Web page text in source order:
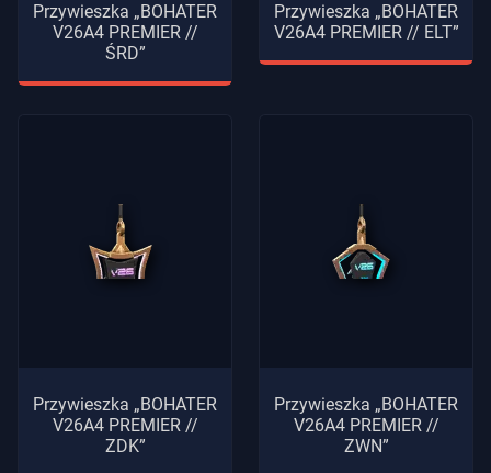
Przywieszka „BOHATER
V26A4 PREMIER //
ŚRD”
Przywieszka „BOHATER
V26A4 PREMIER // ELT”
Przywieszka „BOHATER
V26A4 PREMIER //
ZDK”
Przywieszka „BOHATER
V26A4 PREMIER //
ZWN”